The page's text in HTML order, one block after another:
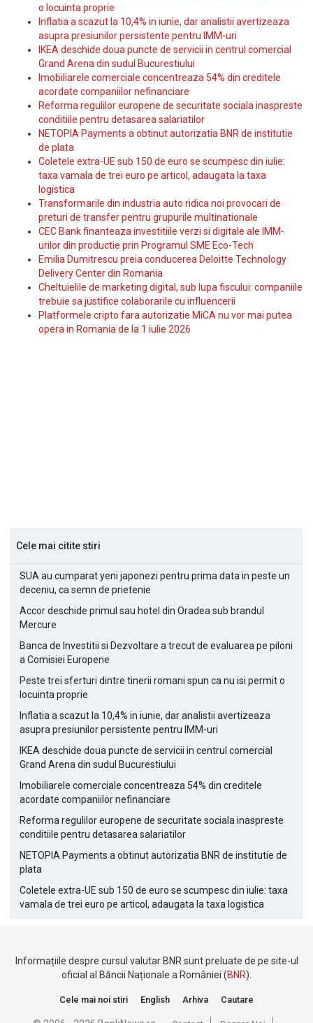
o locuinta proprie
Inflatia a scazut la 10,4% in iunie, dar analistii avertizeaza
asupra presiunilor persistente pentru IMM-uri
IKEA deschide doua puncte de servicii in centrul comercial
Grand Arena din sudul Bucurestiului
Imobiliarele comerciale concentreaza 54% din creditele
acordate companiilor nefinanciare
Reforma regulilor europene de securitate sociala inaspreste
conditiile pentru detasarea salariatilor
NETOPIA Payments a obtinut autorizatia BNR de institutie
de plata
Coletele extra-UE sub 150 de euro se scumpesc din iulie:
taxa vamala de trei euro pe articol, adaugata la taxa
logistica
Transformarile din industria auto ridica noi provocari de
preturi de transfer pentru grupurile multinationale
CEC Bank finanteaza investitiile verzi si digitale ale IMM-
urilor din productie prin Programul SME Eco-Tech
Emilia Dumitrescu preia conducerea Deloitte Technology
Delivery Center din Romania
Cheltuielile de marketing digital, sub lupa fiscului: companiile
trebuie sa justifice colaborarile cu influencerii
Platformele cripto fara autorizatie MiCA nu vor mai putea
opera in Romania de la 1 iulie 2026
Cele mai citite stiri
SUA au cumparat yeni japonezi pentru prima data in peste un
deceniu, ca semn de prietenie
Accor deschide primul sau hotel din Oradea sub brandul
Mercure
Banca de Investitii si Dezvoltare a trecut de evaluarea pe piloni
a Comisiei Europene
Peste trei sferturi dintre tinerii romani spun ca nu isi permit o
locuinta proprie
Inflatia a scazut la 10,4% in iunie, dar analistii avertizeaza
asupra presiunilor persistente pentru IMM-uri
IKEA deschide doua puncte de servicii in centrul comercial
Grand Arena din sudul Bucurestiului
Imobiliarele comerciale concentreaza 54% din creditele
acordate companiilor nefinanciare
Reforma regulilor europene de securitate sociala inaspreste
conditiile pentru detasarea salariatilor
NETOPIA Payments a obtinut autorizatia BNR de institutie de
plata
Coletele extra-UE sub 150 de euro se scumpesc din iulie: taxa
vamala de trei euro pe articol, adaugata la taxa logistica
Informațiile despre cursul valutar BNR sunt preluate de pe site-ul
oficial al Băncii Naționale a României (BNR).
Cele mai noi stiri English Arhiva Cautare